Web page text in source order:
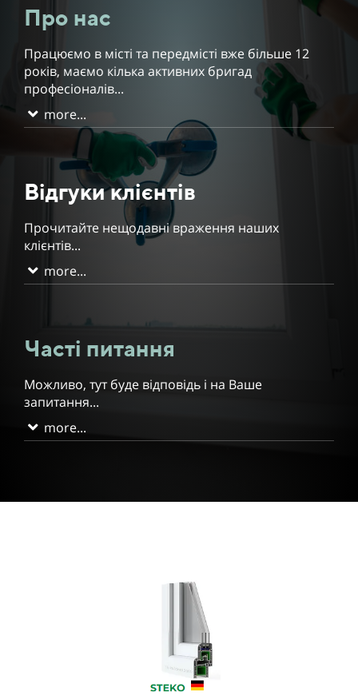
Про нас
Працюємо в місті та передмісті вже більше 12
років, маємо кілька активних бригад
професіоналів...
more...
Відгуки клієнтів
Прочитайте нещодавні враження наших
клієнтів...
more...
Часті питання
Можливо, тут буде відповідь і на Ваше
запитання...
more...